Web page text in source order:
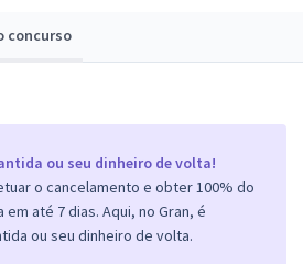
concurso
ou seu dinheiro de volta!
o cancelamento e obter 100% do
até 7 dias. Aqui, no Gran, é
ou seu dinheiro de volta.